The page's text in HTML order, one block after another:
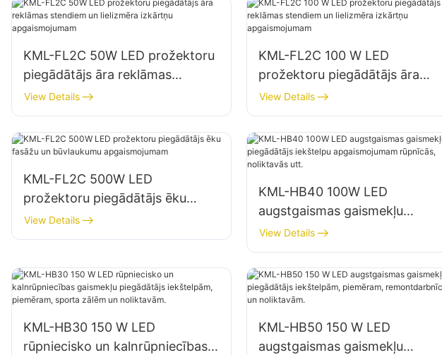
KML-FL2C 50W LED prožektoru
piegādātājs āra reklāmas
stendiem un lielizmēra izkārtņu
apgaismojumam
View Details
KML-FL2C 100 W LED
prožektoru piegādātājs āra
reklāmas stendiem un lielizmēra
izkārtņu apgaismojumam
View Details
KML-FL2C 500W LED
prožektoru piegādātājs ēku
fasāžu un būvlaukumu
apgaismojumam
View Details
KML-HB40 100W LED
augstgaismas gaismekļu
piegādātājs iekštelpu
apgaismojumam rūpnīcās,
noliktavās utt.
View Details
KML-HB30 150 W LED
rūpniecisko un kalnrūpniecības
KML-HB50 150 W LED
augstgaismas gaismekļu